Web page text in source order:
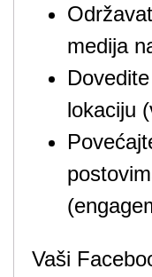
medija
lokaciju
Vaši